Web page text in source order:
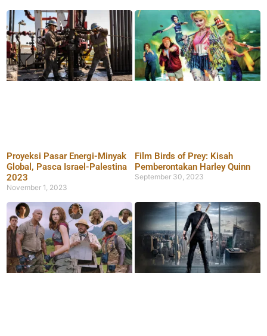
Proyeksi Pasar Energi-Minyak
Global, Pasca Israel-Palestina
2023
November 1, 2023
Film Birds of Prey: Kisah
Pemberontakan Harley Quinn
September 30, 2023